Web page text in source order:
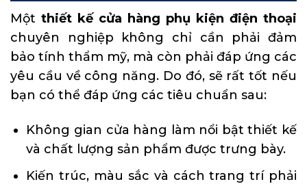
Một thiết kế cửa hàng phụ kiện điện thoại
chuyên nghiệp không chỉ cần phải đảm
bảo tính thẩm mỹ, mà còn phải đáp ứng các
yêu cầu về công năng. Do đó, sẽ rất tốt nếu
bạn có thể đáp ứng các tiêu chuẩn sau:
Không gian cửa hàng làm nổi bật thiết kế
và chất lượng sản phẩm được trưng bày.
Kiến trúc, màu sắc và cách trang trí phải